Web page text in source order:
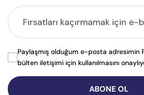
ABONE OL
Paylaşmış olduğum e-posta adresimin
bülten iletişimi için kullanılmasını